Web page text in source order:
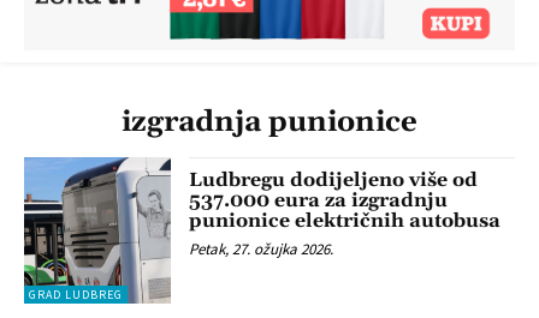
izgradnja punionice
GRAD LUDBREG
Ludbregu dodijeljeno više od
537.000 eura za izgradnju
punionice električnih autobusa
Petak, 27. ožujka 2026.